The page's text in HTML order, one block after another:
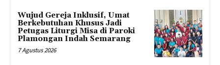
Wujud Gereja Inklusif, Umat
Berkebutuhan Khusus Jadi
Petugas Liturgi Misa di Paroki
Plamongan Indah Semarang
7 Agustus 2026